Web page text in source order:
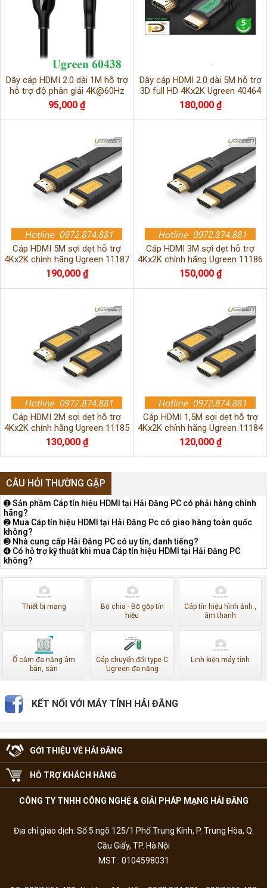
Dây cáp HDMI 2.0 dài 1M hỗ trợ
hỗ trợ độ phân giải 4K@60Hz
Ugreen 60438 cao cấp
95,000 ₫
Dây cáp HDMI 2.0 dài 5M hỗ trợ
3D full HD 4Kx2K Ugreen 40464
chính hãng
180,000 ₫
Cáp HDMI 5M sợi dẹt hỗ trợ
4Kx2K chính hãng Ugreen 11187
cao cấp
190,000 ₫
Cáp HDMI 3M sợi dẹt hỗ trợ
4Kx2K chính hãng Ugreen 11186
cao cấp
150,000 ₫
Cáp HDMI 2M sợi dẹt hỗ trợ
4Kx2K chính hãng Ugreen 11185
130,000 ₫
Cáp HDMI 1,5M sợi dẹt hỗ trợ
4Kx2K chính hãng Ugreen 11184
120,000 ₫
CÂU HỎI THƯỜNG GẶP
➊ Sản phầm Cáp tín hiệu HDMI tại Hải Đăng PC có phải hàng chính
hãng?
➋ Mua Cáp tín hiệu HDMI tại Hải Đăng Pc có giao hàng toàn quốc
không?
➌ Nhà cung cấp Hải Đăng PC có uy tín, danh tiếng?
➍ Có hỗ trợ kỹ thuật khi mua Cáp tín hiệu HDMI tại Hải Đăng PC
không?
Thiết bị mạng
Bộ chia - Bộ gộp tín
hiệu
Cáp tín hiệu hình ảnh ,
âm thanh
Ổ cắm đa năng âm
bàn, sàn
Cáp chuyển đổi type-C
Ugreen đa năng
Linh kiện máy tính
KẾT NỐI VỚI MÁY TÍNH HẢI ĐĂNG
GỚI THIỆU VỀ HẢI ĐĂNG
HỖ TRỢ KHÁCH HÀNG
CÔNG TY TNHH CÔNG NGHỆ & GIẢI PHÁP MẠNG HẢI ĐĂNG
Địa chỉ giao dịch: Số 5 ngõ 125/1 Phố Trung Kính, P. Trung Hòa, Q.
Cầu Giấy, TP. Hà Nội
MST : 0104598031